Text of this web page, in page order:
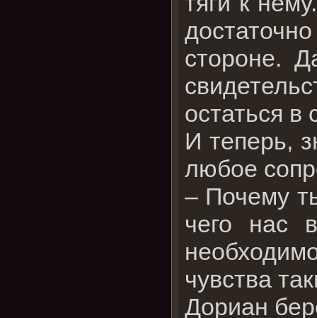
стороне.
остаться в
И теперь,
любое
– Почему
чего нас
чувства
Дориан